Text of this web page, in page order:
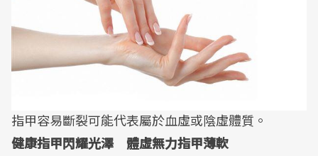
指甲容易斷裂可能代表屬於血虛或陰虛體質。
健康指甲閃耀光澤 體虛無力指甲薄軟